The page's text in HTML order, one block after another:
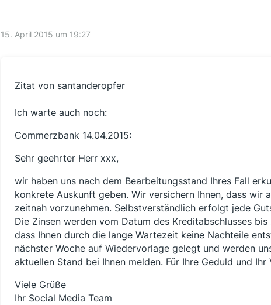
15. April 2015 um 19:27
Zitat von santanderopfer
Ich warte auch noch:
Commerzbank 14.04.2015:
Sehr geehrter Herr xxx,
wir haben uns nach dem Bearbeitungsstand Ihres Fall
konkrete Auskunft geben. Wir versichern Ihnen, dass wir
zeitnah vorzunehmen. Selbstverständlich erfolgt jede
Die Zinsen werden vom Datum des Kreditabschlusses
dass Ihnen durch die lange Wartezeit keine Nachteile
nächster Woche auf Wiedervorlage gelegt und werden
aktuellen Stand bei Ihnen melden. Für Ihre Geduld und
Viele Grüße
Ihr Social Media Team